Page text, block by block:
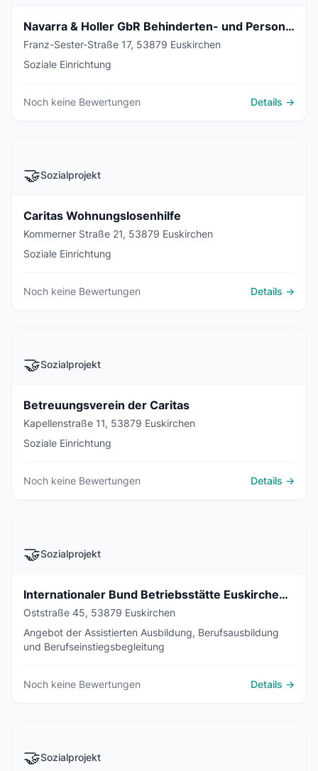
Navarra & Holler GbR Behinderten- und Personenbeförderung
Franz-Sester-Straße 17, 53879 Euskirchen
Soziale Einrichtung
Noch keine Bewertungen Details →
🤝Sozialprojekt
Caritas Wohnungslosenhilfe
Kommerner Straße 21, 53879 Euskirchen
Soziale Einrichtung
Noch keine Bewertungen Details →
🤝Sozialprojekt
Betreuungsverein der Caritas
Kapellenstraße 11, 53879 Euskirchen
Soziale Einrichtung
Noch keine Bewertungen Details →
🤝Sozialprojekt
Internationaler Bund Betriebsstätte Euskirchen Oststraße
Oststraße 45, 53879 Euskirchen
Angebot der Assistierten Ausbildung, Berufsausbildung
und Berufseinstiegsbegleitung
Noch keine Bewertungen Details →
🤝Sozialprojekt